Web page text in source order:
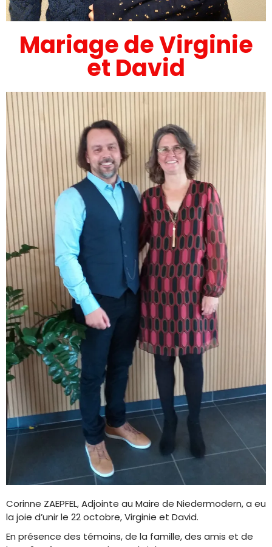
Mariage de Virginie
et David
Corinne ZAEPFEL, Adjointe au Maire de Niedermodern, a eu
la joie d’unir le 22 octobre, Virginie et David.
En présence des témoins, de la famille, des amis et de